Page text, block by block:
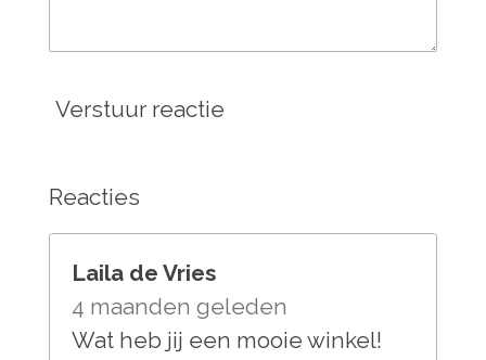
Verstuur reactie
Reacties
Laila de Vries
4 maanden geleden
Wat heb jij een mooie winkel!